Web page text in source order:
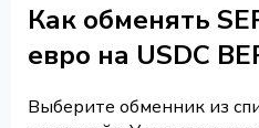
Как обменять
евро на USDC
Выберите обменник из